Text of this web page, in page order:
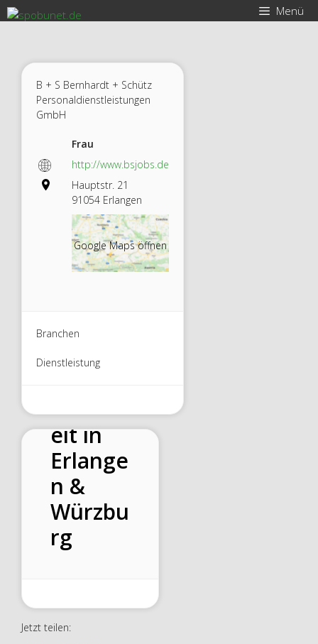
Zum
Inhalt
Menü
B + S Bernhardt + Schütz
Personaldienstleistungen
GmbH
Frau
http://www.bsjobs.de
Hauptstr. 21
91054 Erlangen
Google Maps öffnen
Branchen
Dienstleistung
B + S
Bernha
rdt +
Schütz
aldiens
tleistun
Zeitarb
eit in
Erlange
n &
Würzbu
rg
Jetzt teilen: